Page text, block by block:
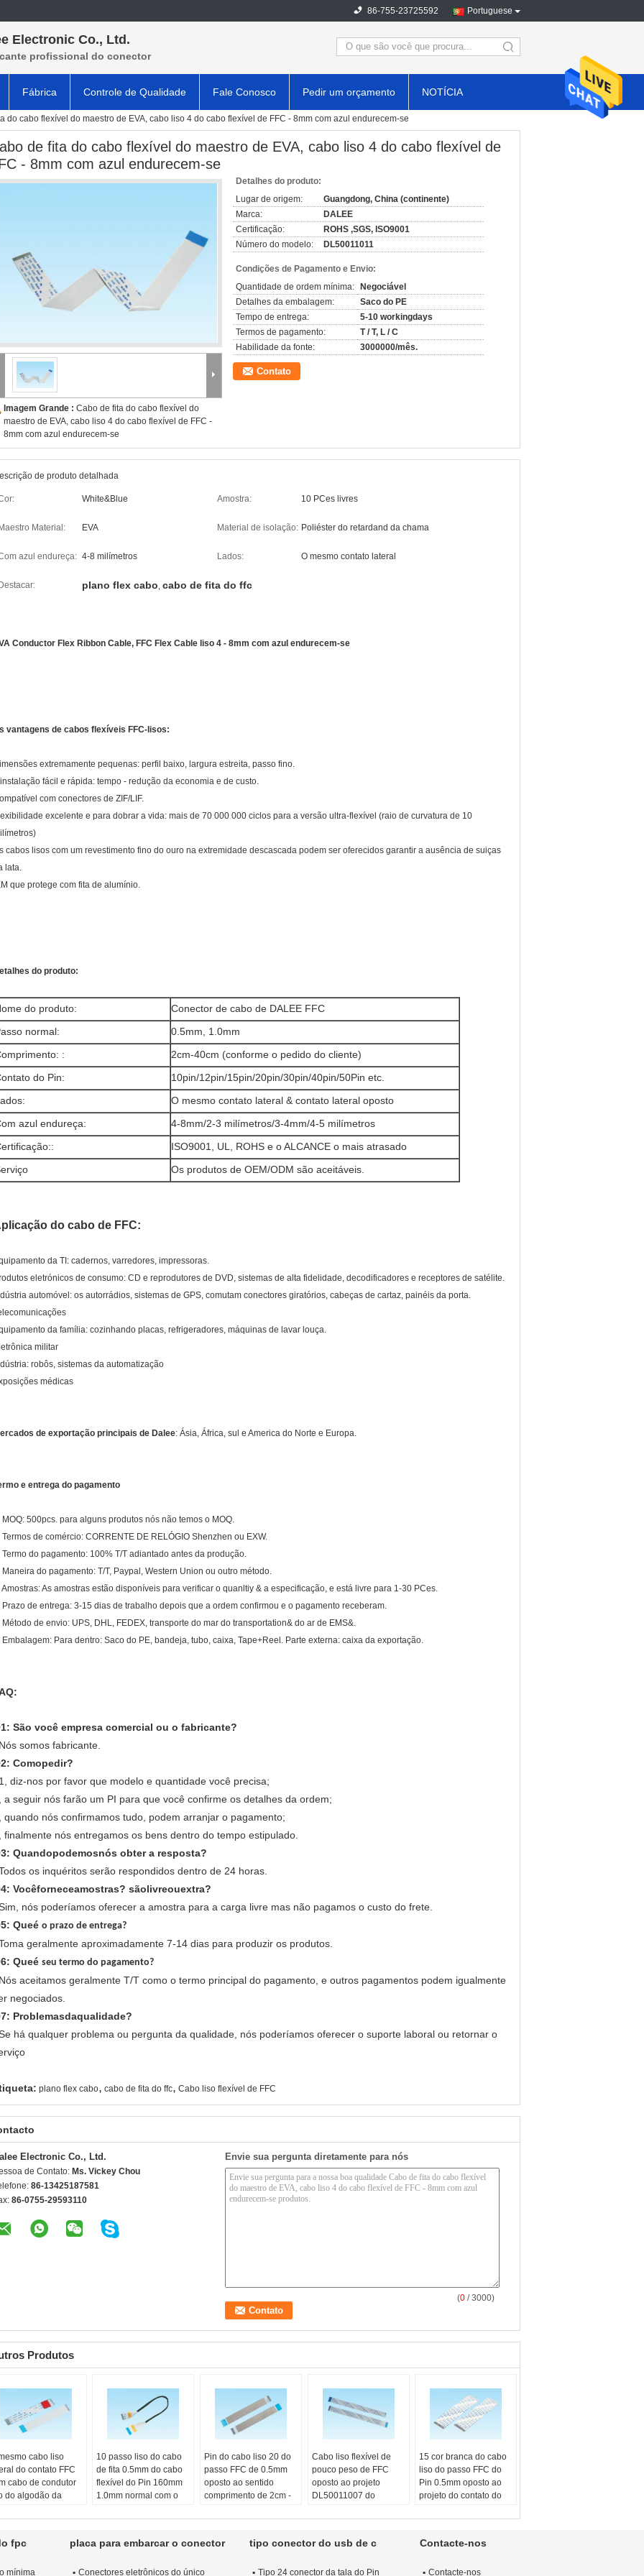
Portuguese
86-755-23725592
Electronic Co., Ltd.
profissional do conector search
Fábrica Controle de Qualidade Fale Conosco Pedir um orçamento NOTÍCIA
do cabo flexível do maestro de EVA, cabo liso 4 do cabo flexível de FFC - 8mm com azul endurecem-se
de fita do cabo flexível do maestro de EVA, cabo liso 4 do cabo flexível de
- 8mm com azul endurecem-se
Imagem Grande : Cabo de fita do cabo flexível do
maestro de EVA, cabo liso 4 do cabo flexível de FFC -
8mm com azul endurecem-se
Detalhes do produto:
Lugar de origem:
Guangdong, China (continente)
Marca:
DALEE
Certificação:
ROHS ,SGS, ISO9001
Número do modelo:
DL50011011
Condições de Pagamento e Envio:
Quantidade de ordem mínima:
Negociável
Detalhes da embalagem:
Saco do PE
Tempo de entrega:
5-10 workingdays
Termos de pagamento:
T / T, L / C
Habilidade da fonte:
3000000/mês.
Contato
de produto detalhada
White&Blue Amostra: 10 PCes livres
Maestro Material: EVA Material de isolação: Poliéster do retardand da chama
azul endureça: 4-8 milímetros Lados: O mesmo contato lateral
Destacar: plano flex cabo, cabo de fita do ffc
Conductor Flex Ribbon Cable, FFC Flex Cable liso 4 - 8mm com azul endurecem-se
vantagens de cabos flexíveis FFC-lisos:
extremamente pequenas: perfil baixo, largura estreita, passo fino.
fácil e rápida: tempo - redução da economia e de custo.
com conectores de ZIF/LIF.
excelente e para dobrar a vida: mais de 70 000 000 ciclos para a versão ultra-flexível (raio de curvatura de 10
cabos lisos com um revestimento fino do ouro na extremidade descascada podem ser oferecidos garantir a ausência de suiças
lata.
que protege com fita de alumínio.
do produto:
do produto:
Conector de cabo de DALEE FFC
normal:
0.5mm, 1.0mm
:
2cm-40cm (conforme o pedido do cliente)
do Pin:
10pin/12pin/15pin/20pin/30pin/40pin/50Pin etc.
O mesmo contato lateral & contato lateral oposto
azul endureça:
4-8mm/2-3 milímetros/3-4mm/4-5 milímetros
:
ISO9001, UL, ROHS e o ALCANCE o mais atrasado
Os produtos de OEM/ODM são aceitáveis.
do cabo de FFC:
da TI: cadernos, varredores, impressoras.
eletrónicos de consumo: CD e reprodutores de DVD, sistemas de alta fidelidade, decodificadores e receptores de satélite.
automóvel: os autorrádios, sistemas de GPS, comutam conectores giratórios, cabeças de cartaz, painéis da porta.
da família: cozinhando placas, refrigeradores, máquinas de lavar louça.
militar
robôs, sistemas da automatização
médicas
de exportação principais de Dalee: Ásia, África, sul e America do Norte e Europa.
e entrega do pagamento
MOQ: 500pcs. para alguns produtos nós não temos o MOQ.
Termos de comércio: CORRENTE DE RELÓGIO Shenzhen ou EXW.
Termo do pagamento: 100% T/T adiantado antes da produção.
Maneira do pagamento: T/T, Paypal, Western Union ou outro método.
Amostras: As amostras estão disponíveis para verificar o quanltiy & a especificação, e está livre para 1-30 PCes.
Prazo de entrega: 3-15 dias de trabalho depois que a ordem confirmou e o pagamento receberam.
Método de envio: UPS, DHL, FEDEX, transporte do mar do transportation& do ar de EMS&.
Embalagem: Para dentro: Saco do PE, bandeja, tubo, caixa, Tape+Reel. Parte externa: caixa da exportação.
São você empresa comercial ou o fabricante?
somos fabricante.
Comopedir?
diz-nos por favor que modelo e quantidade você precisa;
a seguir nós farão um PI para que você confirme os detalhes da ordem;
quando nós confirmamos tudo, podem arranjar o pagamento;
finalmente nós entregamos os bens dentro do tempo estipulado.
Quandopodemosnós obtera resposta?
os inquéritos serão respondidos dentro de 24 horas.
Vocêforneceamostras? sãolivreouextra?
nós poderíamos oferecer a amostra para a carga livre mas não pagamos o custo do frete.
Queé o prazo de entrega?
geralmente aproximadamente 7-14 dias para produzir os produtos.
Queé seu termo do pagamento?
aceitamos geralmente T/T como o termo principal do pagamento, e outros pagamentos podem igualmente
negociados.
Problemasdaqualidade?
há qualquer problema ou pergunta da qualidade, nós poderíamos oferecer o suporte laboral ou retornar o
plano flex cabo, cabo de fita do ffc, Cabo liso flexível de FFC
Electronic Co., Ltd.
de Contato: Ms. Vickey Chou
86-13425187581
86-0755-29593110
Envie sua pergunta diretamente para nós
(0 / 3000)
Produtos
cabo liso
do contato FFC
cabo de condutor
do algodão da
White&blue
10 passo liso do cabo
de fita 0.5mm do cabo
flexível do Pin 160mm
1.0mm normal com o
acético
Amostra:Livre 10
Material do condutor:
Pin do cabo liso 20 do
passo FFC de 0.5mm
oposto ao sentido
comprimento de 2cm -
cor:branco
PCes
Platina de alumínio
Cabo liso flexível de
pouco peso de FFC
oposto ao projeto
DL50011007 do
cor:branco
PCes
Platina de alumínio
15 cor branca do cabo
liso do passo FFC do
Pin 0.5mm oposto ao
projeto do contato do
cor:branco
PCes
Platina de alumínio
fpc
mínima
placa para embarcar o conector
Conectores eletrônicos do único
tipo conector do usb de c
Tipo 24 conector da tala do Pin
Contacte-nos
Contacte-nos